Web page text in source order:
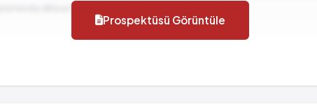
dikkat edilmesi gereken durumlar...
Prospektüsü Görüntüle